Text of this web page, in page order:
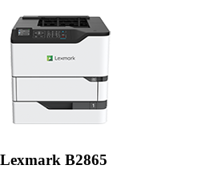
Lexmark B2865